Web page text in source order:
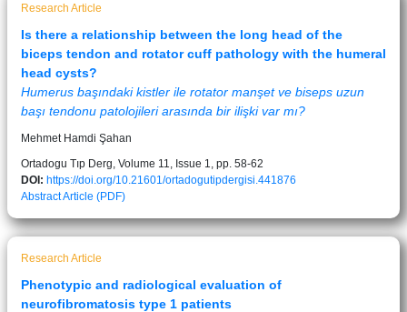
Research Article
Is there a relationship between the long head of the
biceps tendon and rotator cuff pathology with the humeral
head cysts?
Humerus başındaki kistler ile rotator manşet ve biseps uzun
başı tendonu patolojileri arasında bir ilişki var mı?
Mehmet Hamdi Şahan
Ortadogu Tıp Derg, Volume 11, Issue 1, pp. 58-62
DOI: https://doi.org/10.21601/ortadogutipdergisi.441876
AbstractArticle (PDF)
Research Article
Phenotypic and radiological evaluation of
neurofibromatosis type 1 patients